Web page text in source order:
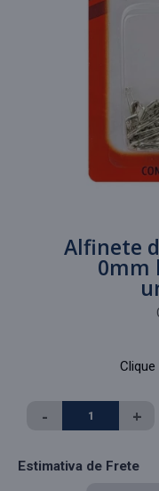
Alfinete
0mm
- +
Estimativa de Frete